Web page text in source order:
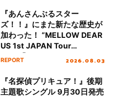
『あんさんぶるスター
ズ！！』にまた新たな歴史が
加わった！ “MELLOW DEAR
US 1st JAPAN Tour
Final「NICE to meet YOU
ート!!
REPORT 2026.08.03
『名探偵プリキュア！』後期
主題歌シングル 9月30日発売